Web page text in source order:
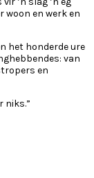
woon en werk en
het honderde ure
van
en
niks.”